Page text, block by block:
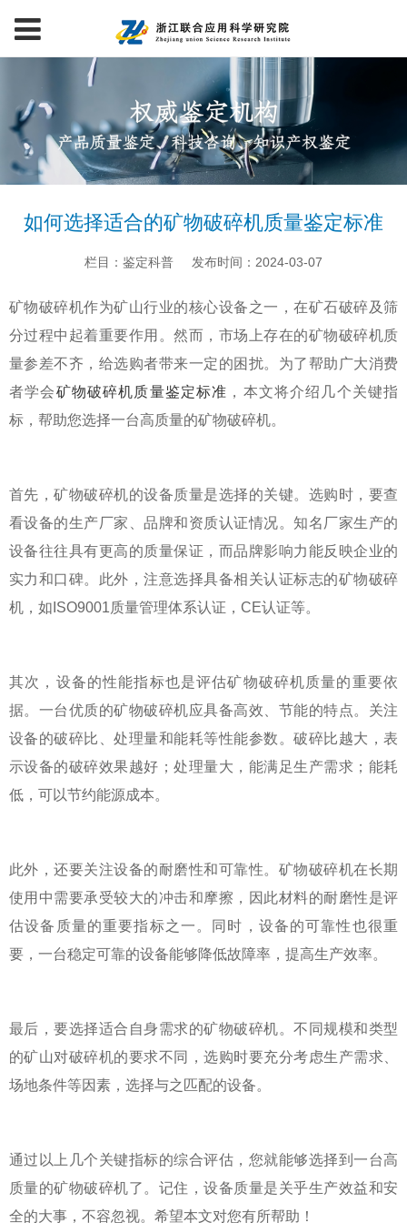
如何选择适合的矿物破碎机质量鉴定标准
栏目：鉴定科普 发布时间：2024-03-07
矿物破碎机作为矿山行业的核心设备之一，在矿石破碎及筛
分过程中起着重要作用。然而，市场上存在的矿物破碎机质
量参差不齐，给选购者带来一定的困扰。为了帮助广大消费
者学会矿物破碎机质量鉴定标准 ，本文将介绍几个关键指
标，帮助您选择一台高质量的矿物破碎机。
首先，矿物破碎机的设备质量是选择的关键。选购时，要查
看设备的生产厂家、品牌和资质认证情况。知名厂家生产的
设备往往具有更高的质量保证，而品牌影响力能反映企业的
实力和口碑。此外，注意选择具备相关认证标志的矿物破碎
机，如ISO9001质量管理体系认证，CE认证等。
其次，设备的性能指标也是评估矿物破碎机质量的重要依
据。一台优质的矿物破碎机应具备高效、节能的特点。关注
设备的破碎比、处理量和能耗等性能参数。破碎比越大，表
示设备的破碎效果越好；处理量大，能满足生产需求；能耗
低，可以节约能源成本。
此外，还要关注设备的耐磨性和可靠性。矿物破碎机在长期
使用中需要承受较大的冲击和摩擦，因此材料的耐磨性是评
估设备质量的重要指标之一。同时，设备的可靠性也很重
要，一台稳定可靠的设备能够降低故障率，提高生产效率。
最后，要选择适合自身需求的矿物破碎机。不同规模和类型
的矿山对破碎机的要求不同，选购时要充分考虑生产需求、
场地条件等因素，选择与之匹配的设备。
通过以上几个关键指标的综合评估，您就能够选择到一台高
质量的矿物破碎机了。记住，设备质量是关乎生产效益和安
全的大事，不容忽视。希望本文对您有所帮助！